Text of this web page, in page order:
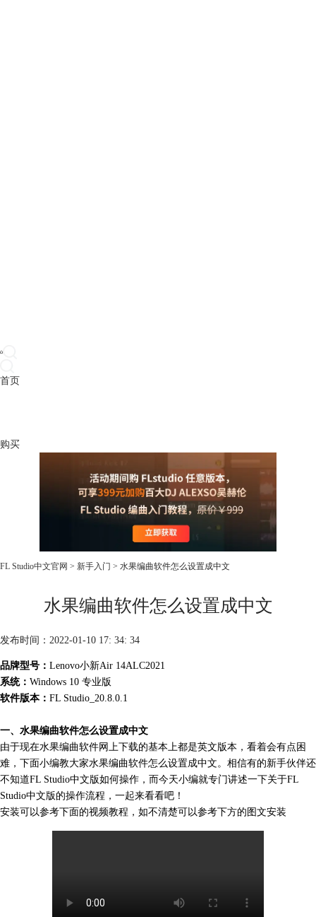
首页
购买
FL Studio中文官网 > 新手入门 > 水果编曲软件怎么设置成中文
水果编曲软件怎么设置成中文
发布时间：2022-01-10 17: 34: 34
品牌型号： Lenovo小新Air 14ALC2021
系统： Windows 10 专业版
软件版本： FL Studio_20.8.0.1
一、水果编曲软件怎么设置成中文
由于现在水果编曲软件网上下载的基本上都是英文版本，看着会有点困
难，下面小编教大家水果编曲软件怎么设置成中文。相信有的新手伙伴还
不知道FL Studio中文版如何操作，而今天小编就专门讲述一下关于FL
Studio中文版的操作流程，一起来看看吧！
安装可以参考下面的视频教程，如不清楚可以参考下方的图文安装